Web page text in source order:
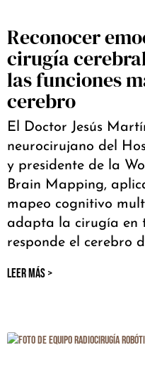
Reconocer
cirugía
las funciones
cerebro
El Doctor Jesús
neurocirujano del
y presidente de la
Brain Mapping,
mapeo cognitivo
adapta la cirugía en
responde el cerebro
LEER MÁS >